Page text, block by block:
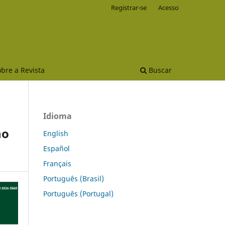
a Revista Buscar
Registrar-se Acesso
Idioma
English
Español
Français
Português (Brasil)
Português (Portugal)